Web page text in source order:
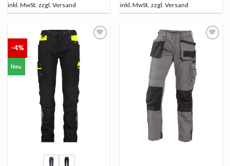
inkl. MwSt. zzgl. Versand inkl. MwSt. zzgl. Versand
-4%
Neu